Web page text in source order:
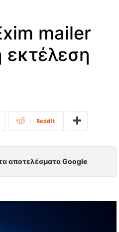
mailer
εκτέλεση
ReddIt
αποτελέσματα Google